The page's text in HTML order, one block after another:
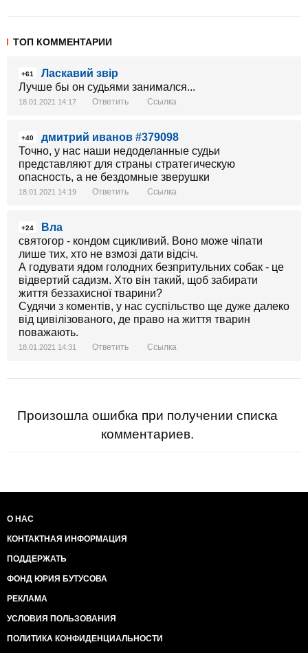
ТОП КОММЕНТАРИИ
+61
Ласкавий звір
Лучше бы он судьями занимался...
18.01.2021 14:17 Ответить Ссылка
+40
дмитрий иванов #379098
Точно, у нас наши недоделанные судьи
представляют для страны стратегическую
опасность, а не бездомные зверушки
18.01.2021 14:19 Ответить Ссылка
+24
Вла
святогор - кондом сцикливий. Воно може чіпати
лише тих, хто не взмозі дати відсіч.
А годувати ядом голодних безпритульних собак - це
відвертий садизм. Хто він такий, щоб забирати
життя беззахисної тварини?
Судячи з коментів, у нас суспільство ще дуже далеко
від цивілізованого, де право на життя тварин
поважають.
18.01.2021 14:31 Ответить Ссылка
Произошла ошибка при получении списка
комментариев.
О НАС
КОНТАКТНАЯ ИНФОРМАЦИЯ
ПОДДЕРЖАТЬ
ФОНД ЮРИЯ БУТУСОВА
РЕКЛАМА
УСЛОВИЯ ПОЛЬЗОВАНИЯ
ПОЛИТИКА КОНФИДЕНЦИАЛЬНОСТИ